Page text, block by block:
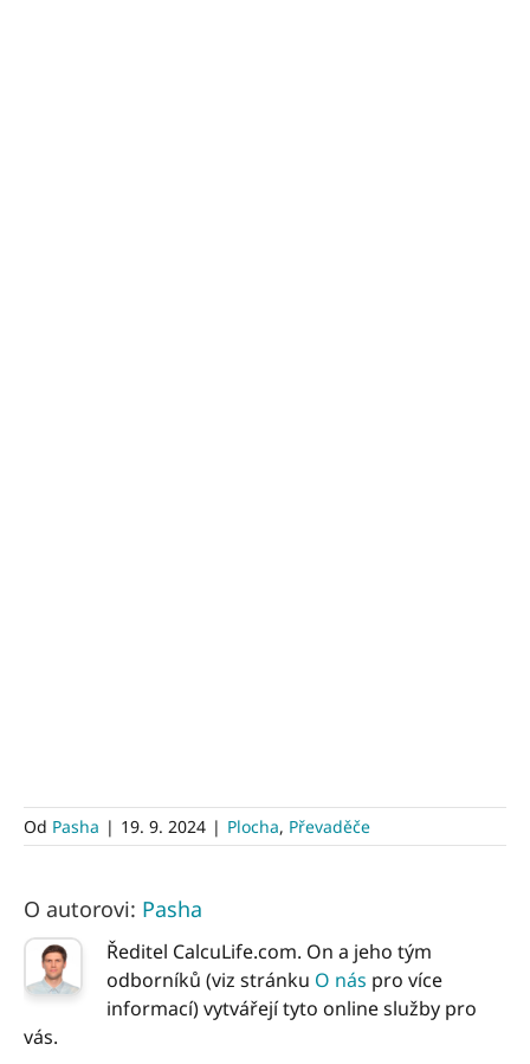
Od Pasha | 19. 9. 2024 | Plocha, Převaděče
O autorovi: Pasha
Ředitel CalcuLife.com. On a jeho tým
odborníků (viz stránku O nás pro více
informací) vytvářejí tyto online služby pro
vás.